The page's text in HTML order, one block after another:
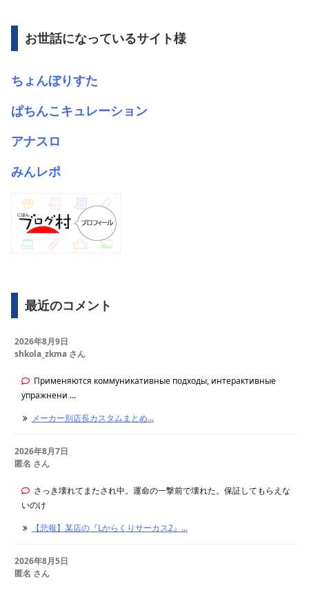
ブ
お世話になっているサイト様
ちょんぼりすた
ぱちんこキュレーション
アナスロ
みんレポ
最近のコメント
2026年8月9日
shkola_zkma さん
Применяются коммуникативные подходы, интерактивные
упражнени ...
メーカー別店長カスタムまとめ...
2026年8月7日
匿名 さん
さっき壊れてまたされ中。運命の一撃前で壊れた。保証してもらえな
いのけ
【悲報】某店の『Lからくりサーカス2』...
2026年8月5日
匿名 さん